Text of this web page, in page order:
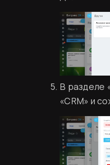
В разделе
«CRM» и